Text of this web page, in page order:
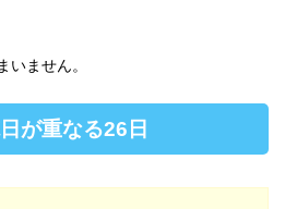
いません。
が重なる26日